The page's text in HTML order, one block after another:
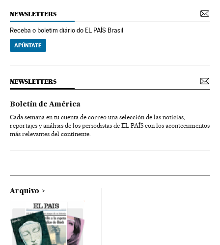
NEWSLETTERS
Receba o boletim diário do EL PAÍS Brasil
APÚNTATE
NEWSLETTERS
Boletín de América
Cada semana en tu cuenta de correo una selección de las noticias,
reportajes y análisis de los periodistas de EL PAÍS con los acontecimientos
más relevantes del continente.
Arquivo